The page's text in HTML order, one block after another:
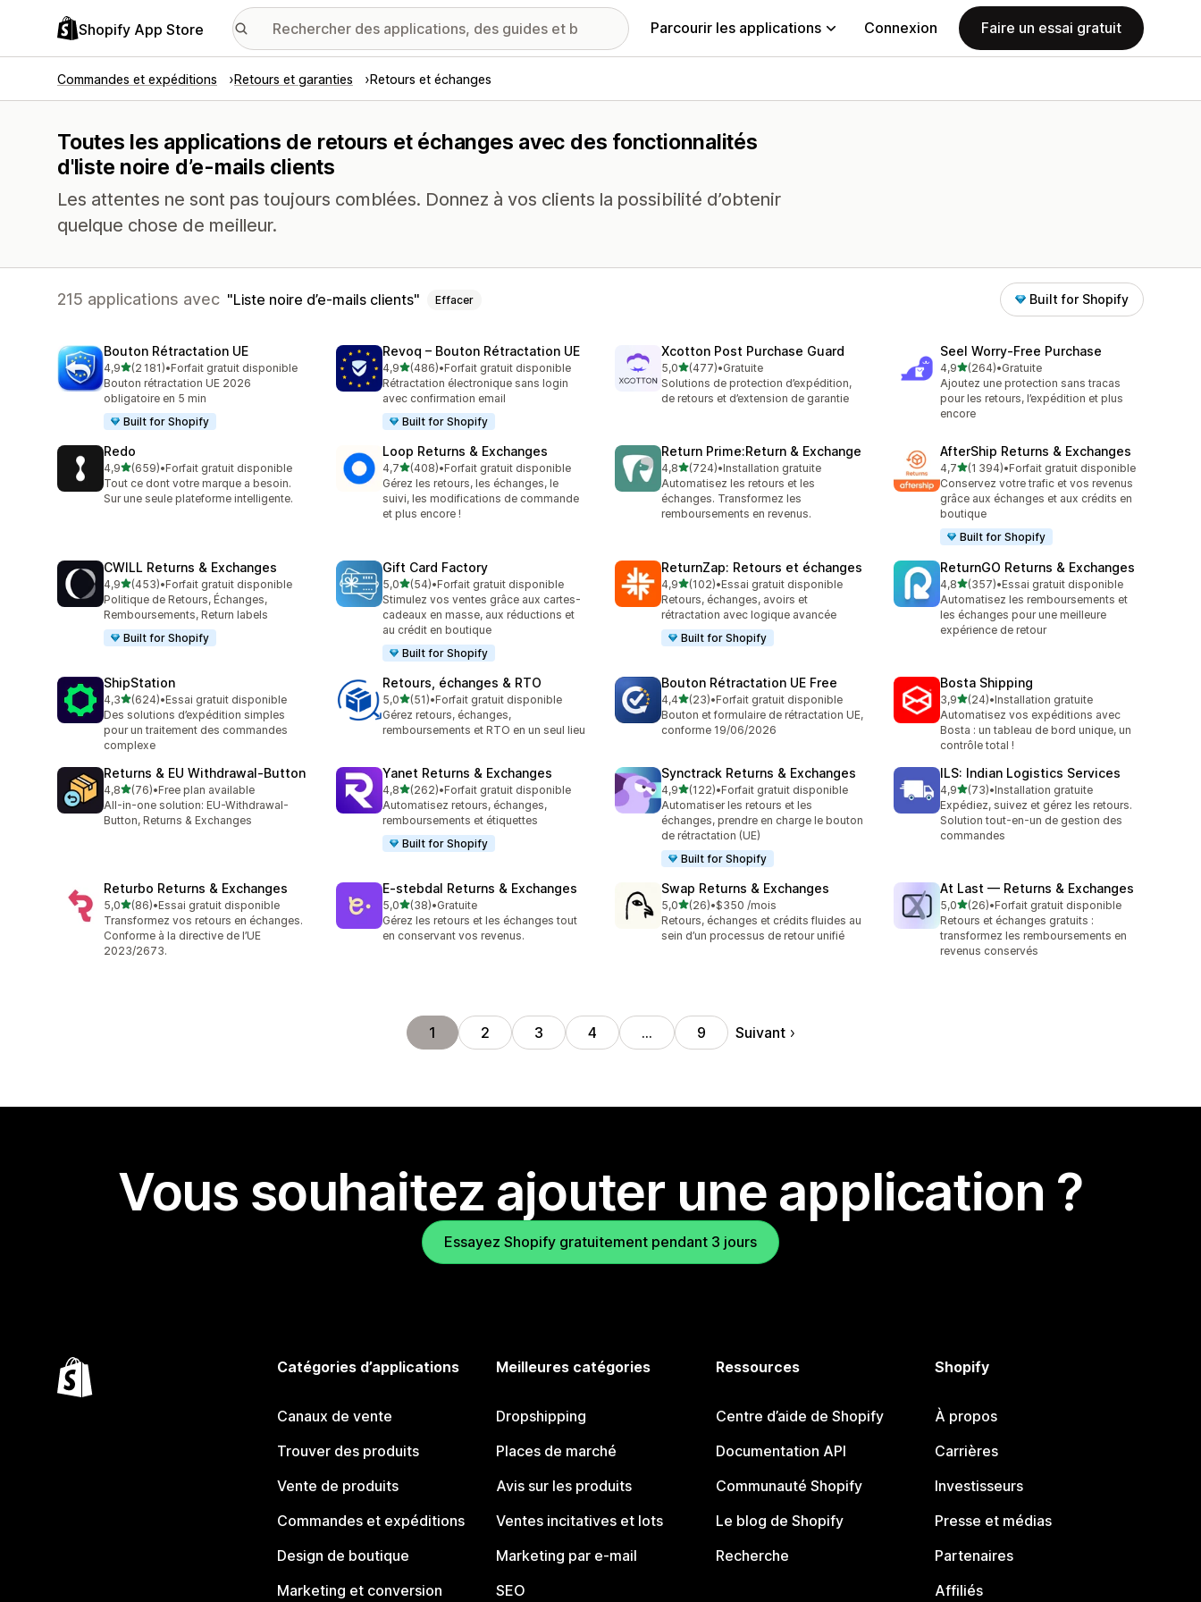
Shopify App Store Parcourir les applications Connexion Faire un essai gratuit
Commandes et expéditions Retours et garanties Retours et échanges
Toutes les applications de retours et échanges avec des fonctionnalités
d'liste noire d’e-mails clients
Les attentes ne sont pas toujours comblées. Donnez à vos clients la possibilité d’obtenir
quelque chose de meilleur.
215 applications avec Liste noire d’e-mails clients Effacer Built for Shopify
Bouton Rétractation UE
4,9étoile(s) sur 5
(2 181)
2181 avis au total
•Forfait gratuit disponible
Bouton rétractation UE 2026
obligatoire en 5 min
Built for Shopify
Revoq – Bouton Rétractation UE
4,9étoile(s) sur 5
(486)
486 avis au total
•Forfait gratuit disponible
Rétractation électronique sans login
avec confirmation email
Built for Shopify
Xcotton Post Purchase Guard
5,0étoile(s) sur 5
(477)
477 avis au total
•Gratuite
Solutions de protection d’expédition,
de retours et d’extension de garantie
Seel Worry‑Free Purchase
4,9étoile(s) sur 5
(264)
264 avis au total
•Gratuite
Ajoutez une protection sans tracas
pour les retours, l’expédition et plus
encore
Redo
4,9étoile(s) sur 5
(659)
659 avis au total
•Forfait gratuit disponible
Tout ce dont votre marque a besoin.
Sur une seule plateforme intelligente.
Loop Returns & Exchanges
4,7étoile(s) sur 5
(408)
408 avis au total
•Forfait gratuit disponible
Gérez les retours, les échanges, le
suivi, les modifications de commande
et plus encore !
Return Prime:Return & Exchange
4,8étoile(s) sur 5
(724)
724 avis au total
•Installation gratuite
Automatisez les retours et les
échanges. Transformez les
remboursements en revenus.
AfterShip Returns & Exchanges
4,7étoile(s) sur 5
(1 394)
1394 avis au total
•Forfait gratuit disponible
Conservez votre trafic et vos revenus
grâce aux échanges et aux crédits en
boutique
Built for Shopify
CWILL Returns & Exchanges
4,9étoile(s) sur 5
(453)
453 avis au total
•Forfait gratuit disponible
Politique de Retours, Échanges,
Remboursements, Return labels
Built for Shopify
Gift Card Factory
5,0étoile(s) sur 5
(54)
54 avis au total
•Forfait gratuit disponible
Stimulez vos ventes grâce aux cartes-
cadeaux en masse, aux réductions et
au crédit en boutique
Built for Shopify
ReturnZap: Retours et échanges
4,9étoile(s) sur 5
(102)
102 avis au total
•Essai gratuit disponible
Retours, échanges, avoirs et
rétractation avec logique avancée
Built for Shopify
ReturnGO Returns & Exchanges
4,8étoile(s) sur 5
(357)
357 avis au total
•Essai gratuit disponible
Automatisez les remboursements et
les échanges pour une meilleure
expérience de retour
ShipStation
4,3étoile(s) sur 5
(624)
624 avis au total
•Essai gratuit disponible
Des solutions d’expédition simples
pour un traitement des commandes
complexe
Retours, échanges & RTO
5,0étoile(s) sur 5
(51)
51 avis au total
•Forfait gratuit disponible
Gérez retours, échanges,
remboursements et RTO en un seul lieu
Bouton Rétractation UE Free
4,4étoile(s) sur 5
(23)
23 avis au total
•Forfait gratuit disponible
Bouton et formulaire de rétractation UE,
conforme 19/06/2026
Bosta Shipping
3,9étoile(s) sur 5
(24)
24 avis au total
•Installation gratuite
Automatisez vos expéditions avec
Bosta : un tableau de bord unique, un
contrôle total !
Returns & EU Withdrawal‑Button
4,8étoile(s) sur 5
(76)
76 avis au total
•Free plan available
All-in-one solution: EU-Withdrawal-
Button, Returns & Exchanges
Yanet Returns & Exchanges
4,8étoile(s) sur 5
(262)
262 avis au total
•Forfait gratuit disponible
Automatisez retours, échanges,
remboursements et étiquettes
Built for Shopify
Synctrack Returns & Exchanges
4,9étoile(s) sur 5
(122)
122 avis au total
•Forfait gratuit disponible
Automatiser les retours et les
échanges, prendre en charge le bouton
de rétractation (UE)
Built for Shopify
ILS: Indian Logistics Services
4,9étoile(s) sur 5
(73)
73 avis au total
•Installation gratuite
Expédiez, suivez et gérez les retours.
Solution tout-en-un de gestion des
commandes
Returbo Returns & Exchanges
5,0étoile(s) sur 5
(86)
86 avis au total
•Essai gratuit disponible
Transformez vos retours en échanges.
Conforme à la directive de l’UE
2023/2673.
E‑stebdal Returns & Exchanges
5,0étoile(s) sur 5
(38)
38 avis au total
•Gratuite
Gérez les retours et les échanges tout
en conservant vos revenus.
Swap Returns & Exchanges
5,0étoile(s) sur 5
(26)
26 avis au total
•$350 /mois
Retours, échanges et crédits fluides au
sein d’un processus de retour unifié
At Last — Returns & Exchanges
5,0étoile(s) sur 5
(26)
26 avis au total
•Forfait gratuit disponible
Retours et échanges gratuits :
transformez les remboursements en
revenus conservés
1 2 3 4 … 9 Suivant
Vous souhaitez ajouter une application ?
Essayez Shopify gratuitement pendant 3 jours
Catégories d’applications
Canaux de vente
Trouver des produits
Vente de produits
Commandes et expéditions
Design de boutique
Marketing et conversion
Meilleures catégories
Dropshipping
Places de marché
Avis sur les produits
Ventes incitatives et lots
Marketing par e-mail
SEO
Ressources
Centre d’aide de Shopify
Documentation API
Communauté Shopify
Le blog de Shopify
Recherche
Shopify
À propos
Carrières
Investisseurs
Presse et médias
Partenaires
Affiliés